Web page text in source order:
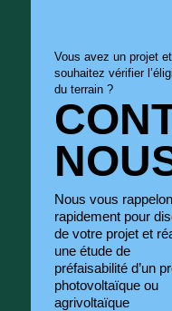
Vous avez un projet et
souhaitez vérifier
du terrain ?
Nous vous
rapidement pour
de votre projet et
une étude de
préfaisabilité d’un
photovoltaïque ou
agrivoltaïque